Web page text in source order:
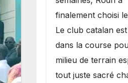
transferts.
finalement choisi
Le club catalan
dans la course
milieu de terrain
tout juste sacré